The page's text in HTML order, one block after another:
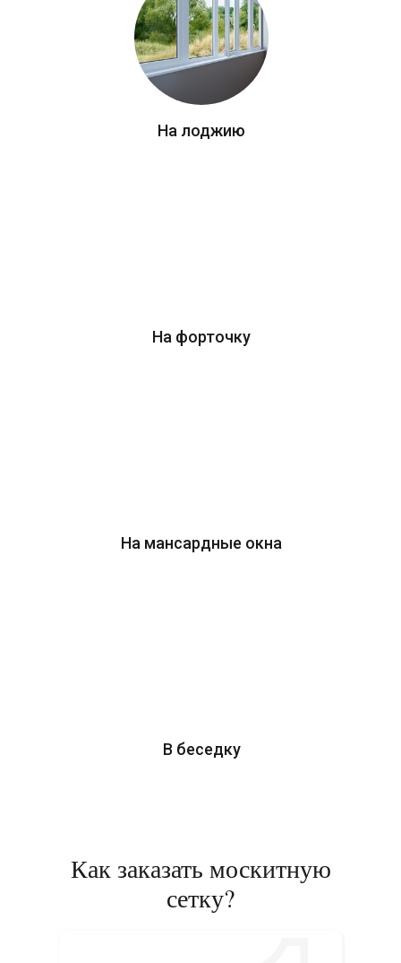
В беседку
На лоджию
На мансардные окна
На форточку
Как заказать москитную
сетку?